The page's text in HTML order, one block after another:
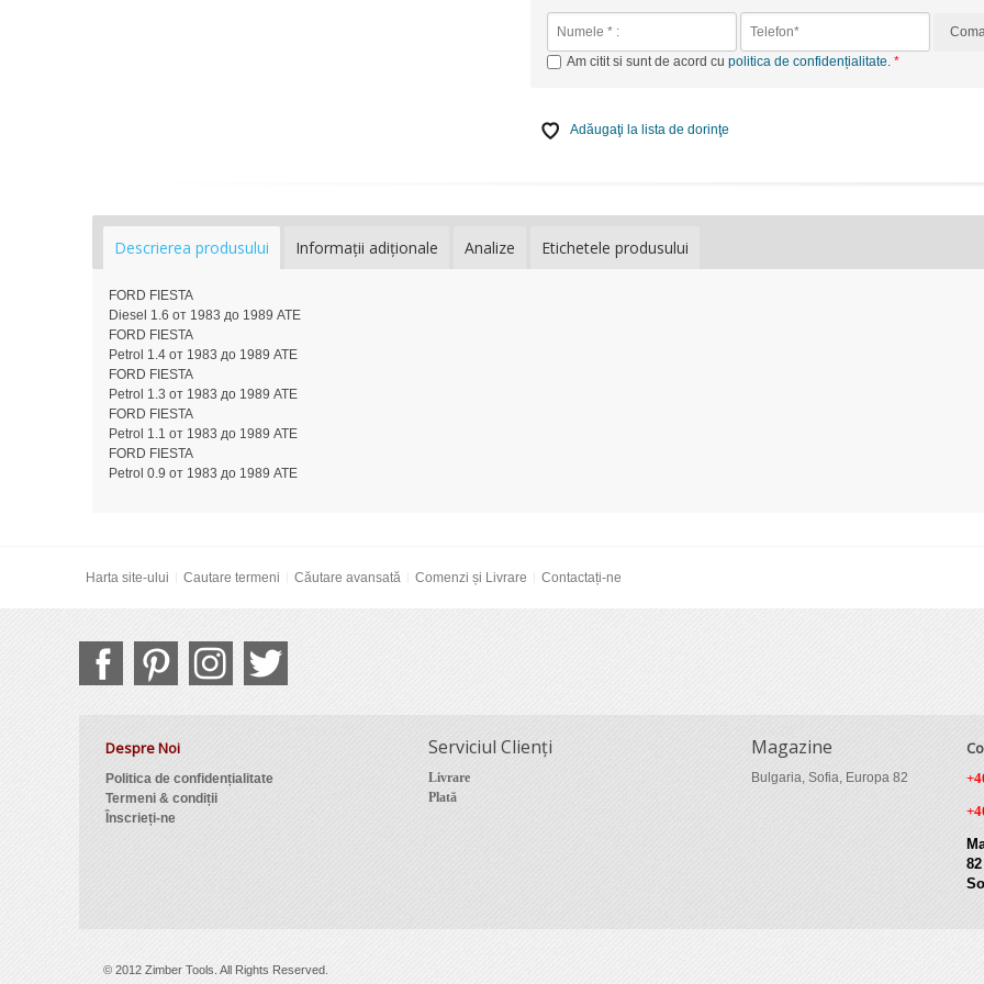
Am citit si sunt de acord cupolitica de confidențialitate.
Adăugaţi la lista de dorinţe
Descrierea produsului Informaţii adiţionale Analize Etichetele produsului
FORD FIESTA
Diesel 1.6 от 1983 до 1989 ATE
FORD FIESTA
Petrol 1.4 от 1983 до 1989 ATE
FORD FIESTA
Petrol 1.3 от 1983 до 1989 ATE
FORD FIESTA
Petrol 1.1 от 1983 до 1989 ATE
FORD FIESTA
Petrol 0.9 от 1983 до 1989 ATE
Harta site-ului Cautare termeni Căutare avansată Comenzi și Livrare Contactați-ne
Despre Noi
Politica de confidențialitate
Termeni & condiții
Înscrieți-ne
Serviciul Clienți
Livrare
Plată
Magazine
Bulgaria, Sofia, Europa 82
© 2012 Zimber Tools. All Rights Reserved.